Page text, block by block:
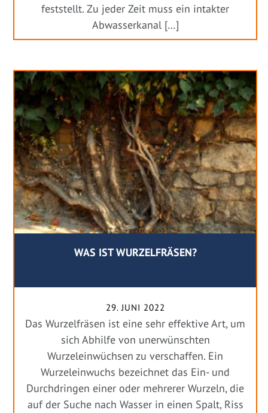
feststellt. Zu jeder Zeit muss ein intakter
Abwasserkanal […]
WAS IST WURZELFRÄSEN?
29. JUNI 2022
Das Wurzelfräsen ist eine sehr effektive Art, um
sich Abhilfe von unerwünschten
Wurzeleinwüchsen zu verschaffen. Ein
Wurzeleinwuchs bezeichnet das Ein- und
Durchdringen einer oder mehrerer Wurzeln, die
auf der Suche nach Wasser in einen Spalt, Riss